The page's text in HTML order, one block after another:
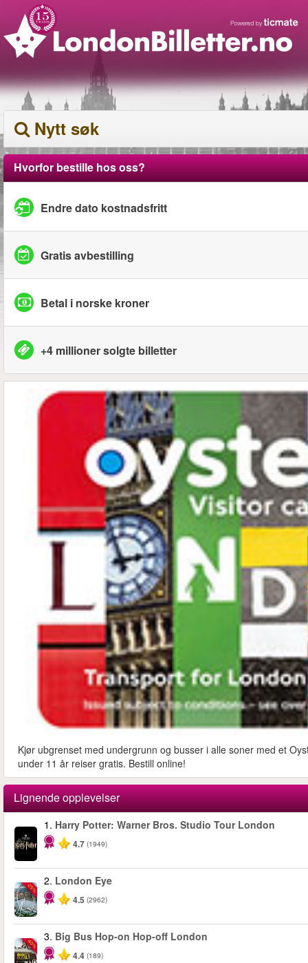
Nytt søk
Hvorfor bestille hos oss?
Endre dato kostnadsfritt
Gratis avbestilling
Betal i norske kroner
+4 millioner solgte billetter
Kjør ubgrenset med undergrunn og busser i alle soner med et
under 11 år reiser gratis. Bestill online!
Lignende opplevelser
1. Harry Potter: Warner Bros. Studio Tour London
4.7 (1949)
-25%
2. London Eye
4.5 (2962)
-40%
3. Big Bus Hop-on Hop-off London
4.4 (189)